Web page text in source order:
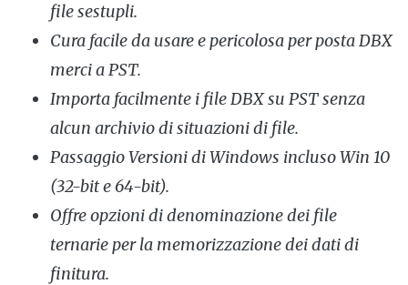
file sestupli.
Cura facile da usare e pericolosa per posta DBX
merci a PST.
Importa facilmente i file DBX su PST senza
alcun archivio di situazioni di file.
Passaggio Versioni di Windows incluso Win 10
(32-bit e 64-bit).
Offre opzioni di denominazione dei file
ternarie per la memorizzazione dei dati di
finitura.